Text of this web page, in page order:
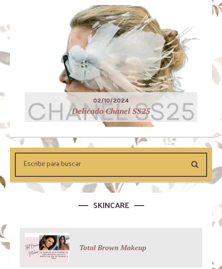
02/10/2024
Delicado Chanel SS25
SKINCARE
Total Brown Makeup